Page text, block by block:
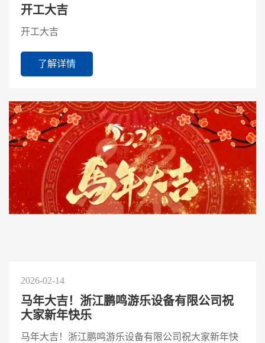
开工大吉
开工大吉
了解详情
2026-02-14
马年大吉！浙江鹏鸣游乐设备有限公司祝
大家新年快乐
马年大吉！浙江鹏鸣游乐设备有限公司祝大家新年快